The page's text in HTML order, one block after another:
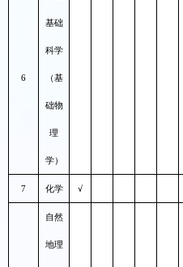
6
基础
科学
（基
础物
理
学）
7 化学 √
自然
地理